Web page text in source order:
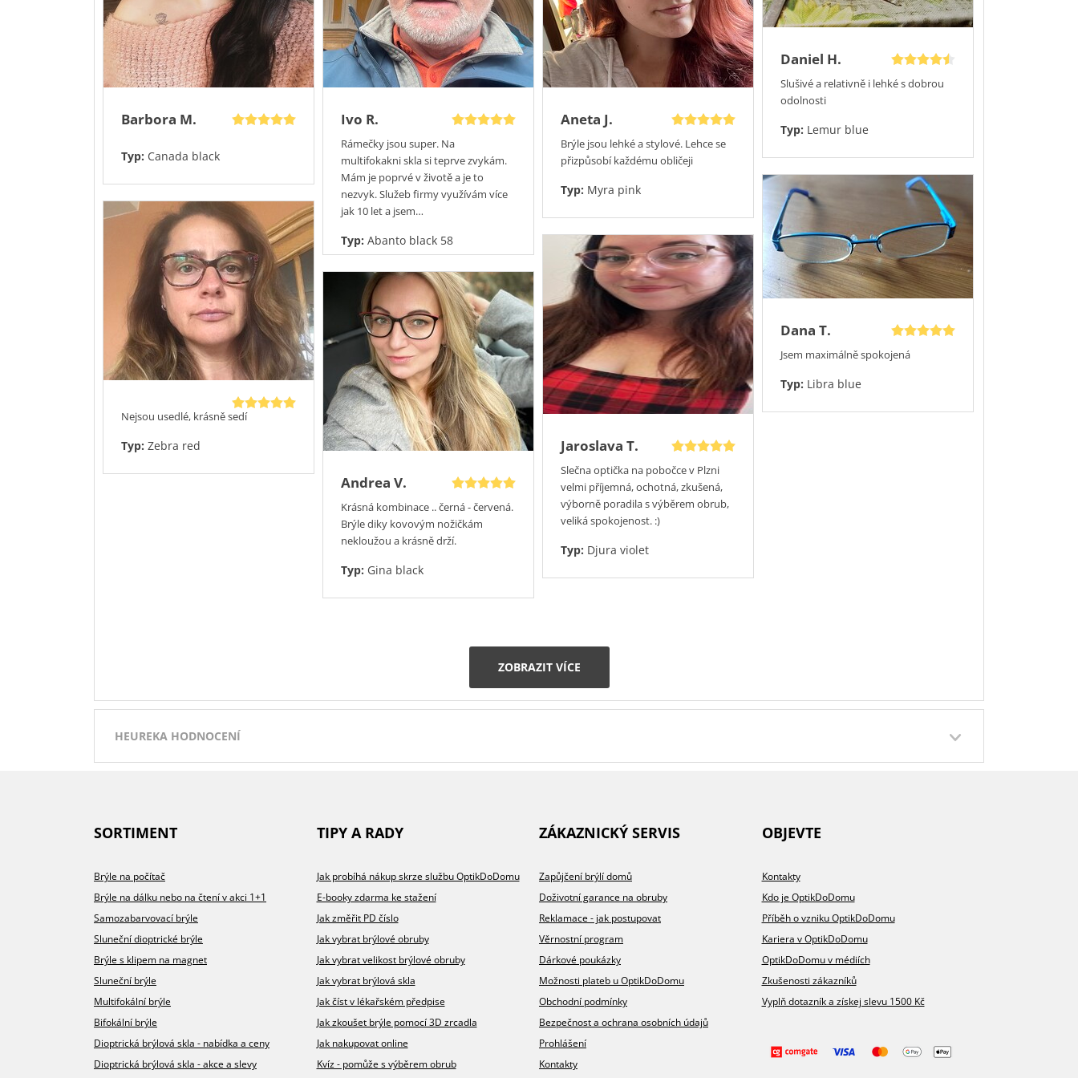
Barbora M.
Typ: Canada black
Ivo R.
Rámečky jsou super. Na
multifokakni skla si teprve zvykám.
Mám je poprvé v životě a je to
nezvyk. Služeb firmy využívám více
jak 10 let a jsem…
Typ: Abanto black 58
Aneta J.
Brýle jsou lehké a stylové. Lehce se
přizpůsobí každému obličeji
Typ: Myra pink
Daniel H.
Slušivé a relativně i lehké s dobrou
odolnosti
Typ: Lemur blue
Nejsou usedlé, krásně sedí
Typ: Zebra red
Andrea V.
Krásná kombinace .. černá - červená.
Brýle diky kovovým nožičkám
nekloužou a krásně drží.
Typ: Gina black
Jaroslava T.
Slečna optička na pobočce v Plzni
velmi příjemná, ochotná, zkušená,
výborně poradila s výběrem obrub,
veliká spokojenost. :)
Typ: Djura violet
Dana T.
Jsem maximálně spokojená
Typ: Libra blue
ZOBRAZIT VÍCE
HEUREKA HODNOCENÍ
vše dobré
nemám
DOPORUČUJE OBCHOD
Kvalita komunikace
Velký výběr obrub, milý a
profesionální přístup. Rozhodně
doporučuji navštívit!
Rychlé dodání
Skvělá domluva
Poměrně veliký výběr obrub
Hezké, příjemné a čisté prostředí
Milé pracovnice, které dobře
poradí
Rychlost a profesionální přístup.
DOPORUČUJE OBCHOD
Dodací lhůta
Kvalita komunikace
Rychlé vyřizení mé objednávky
Velmi vstřícná paní prodavačka (ul.
Hybernská, Praha)
O žádné nevýhodě nevím
DOPORUČUJE OBCHOD
Dodací lhůta
Kvalitní brýle
Příjemné, komorní prostředí pro
objednání brýlí a vstřícná a v oboru
vzdělaná paní Zuzana Vodičková =
Bleskové dodání.
Paní za pultem je velice
ochotná.
Brýle slouží jak mají :-)
DOPORUČUJE OBCHOD
Kvalita komunikace
obsluha, profesionální
přístup,ochota. Prostě vše, tak jak
SORTIMENT
Brýle na počítač
Brýle na dálku nebo na čtení v akci 1+1
Samozabarvovací brýle
Sluneční dioptrické brýle
Brýle s klipem na magnet
Sluneční brýle
Multifokální brýle
Bifokální brýle
Dioptrická brýlová skla - nabídka a ceny
Dioptrická brýlová skla - akce a slevy
TIPY A RADY
Jak probíhá nákup skrze službu OptikDoDomu
E-booky zdarma ke stažení
Jak změřit PD číslo
Jak vybrat brýlové obruby
Jak vybrat velikost brýlové obruby
Jak vybrat brýlová skla
Jak číst v lékařském předpise
Jak zkoušet brýle pomocí 3D zrcadla
Jak nakupovat online
Kvíz - pomůže s výběrem obrub
ZÁKAZNICKÝ SERVIS
Zapůjčení brýlí domů
Doživotní garance na obruby
Reklamace - jak postupovat
Věrnostní program
Dárkové poukázky
Možnosti plateb u OptikDoDomu
Obchodní podmínky
Bezpečnost a ochrana osobních údajů
Prohlášení
Kontakty
OBJEVTE
Kontakty
Kdo je OptikDoDomu
Příběh o vzniku OptikDoDomu
Kariera v OptikDoDomu
OptikDoDomu v médiích
Zkušenosti zákazníků
Vyplň dotazník a získej slevu 1500 Kč